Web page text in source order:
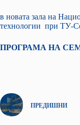
в новата зала на
технологии при ТУ-
ПРОГРАМА НА
ПРЕДИШНИ